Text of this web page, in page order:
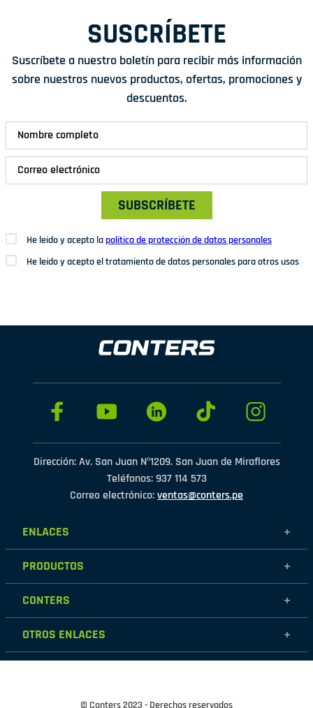
SUSCRÍBETE
Suscríbete a nuestro boletín para recibir más información
sobre nuestros nuevos productos, ofertas, promociones y
descuentos.
SUBSCRÍBETE
He leído y acepto lapolítica de protección de datos personales
He leído y acepto el tratamiento de datos personales para otros usos
Dirección: Av. San Juan Nº1209. San Juan de Miraflores
Teléfonos: 937 114 573
Correo electrónico:ventas@conters.pe
ENLACES +
Mujer
Hombre
PRODUCTOS +
Calzados
Zapatillas
CONTERS +
Nosotros
Contáctanos
Tiendas
OTROS ENLACES +
Políticas de garantía
© Conters 2023 - Derechos reservados